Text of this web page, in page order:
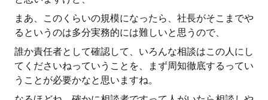
まあ、このくらいの規模になったら、社長がそこまでや
るというのは多分実務的には難しいと思うので、
誰か責任者として確認して、いろんな相談はこの人にし
てくださいねっていうことを、まず周知徹底するってい
うことが必要かなと思いますね。